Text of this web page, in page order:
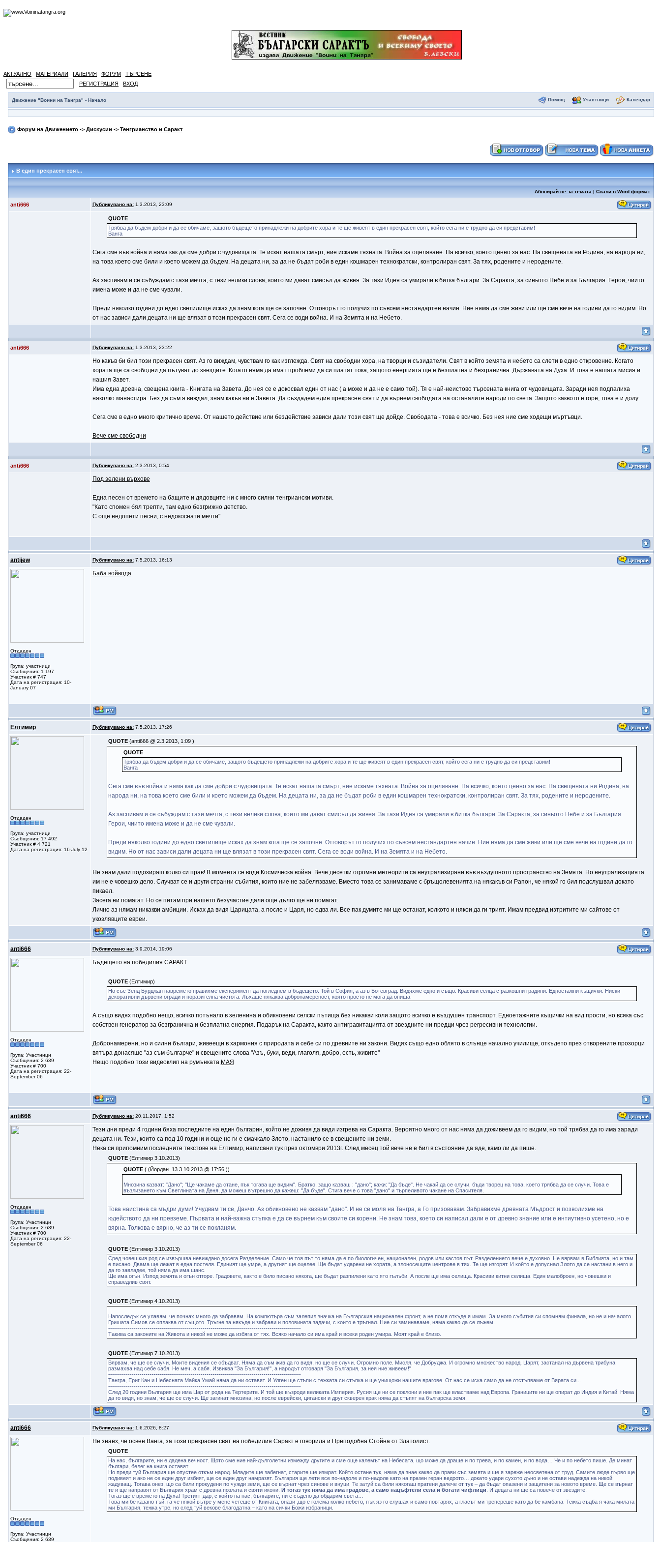
АКТУАЛНО МАТЕРИАЛИ ГАЛЕРИЯ ФОРУМ
ТЪРСЕНЕ
РЕГИСТРАЦИЯ
ВХОД
Движение "Воини на Тангра" - Начало Помощ Участници Календар
Форум на Движението-> Дискусии -> Тенгрианство и Саракт
В един прекрасен свят...
Абонирай се за темата |Свали в Word формат
anti666 Публикувано на:1.3.2013, 23:09
QUOTE
Трябва да бъдем добри и да се обичаме, защото бъдещето принадлежи на добрите хора и те ще живеят в един прекрасен свят, който сега ни е трудно да си представим!
Ванга
Сега сме във война и няма как да сме добри с чудовищата. Те искат нашата смърт, ние искаме тяхната. Война за оцеляване. На всичко, което ценно за нас. На свещената ни Родина, на народа ни,
на това което сме били и което можем да бъдем. На децата ни, за да не бъдат роби в един кошмарен технократски, контролиран свят. За тях, родените и неродените.
Аз заспивам и се събуждам с тази мечта, с тези велики слова, които ми дават смисъл да живея. За тази Идея са умирали в битка българи. За Саракта, за синьото Небе и за България. Герои, чиито
имена може и да не сме чували.
Преди няколко години до едно светилище исках да знам кога ще се започне. Отговорът го получих по съвсем нестандартен начин. Ние няма да сме живи или ще сме вече на години да го видим. Но
от нас зависи дали децата ни ще влязат в този прекрасен свят. Сега се води война. И на Земята и на Небето.
anti666 Публикувано на:1.3.2013, 23:22
Но какъв би бил този прекрасен свят. Аз го виждам, чувствам го как изглежда. Свят на свободни хора, на творци и съзидатели. Свят в който земята и небето са слети в едно откровение. Когато
хората ще са свободни да пътуват до звездите. Когато няма да имат проблеми да си платят тока, защото енергията ще е безплатна и безгранична. Държавата на Духа. И това е нашата мисия и
нашия Завет.
Има една древна, свещена книга - Книгата на Завета. До нея се е докосвал един от нас ( а може и да не е само той). Тя е най-неистово търсената книга от чудовищата. Заради нея подпалиха
няколко манастира. Без да съм я виждал, знам какъв ни е Завета. Да създадем един прекрасен свят и да върнем свободата на останалите народи по света. Защото каквото е горе, това е и долу.
Сега сме в едно много критично време. От нашето действие или бездействие зависи дали този свят ще дойде. Свободата - това е всичко. Без нея ние сме ходещи мъртъвци.
Вече сме свободни
anti666 Публикувано на:2.3.2013, 0:54
Под зелени върхове
Една песен от времето на бащите и дядовците ни с много силни тенгриански мотиви.
"Като спомен бял трепти, там едно безгрижно детство.
С още недопети песни, с недокоснати мечти"
antijew Публикувано на:7.5.2013, 16:13
Отдаден
Група: участници
Съобщения: 1 197
Участник # 747
Дата на регистрация: 10-
January 07
Баба войвода
Елтимир Публикувано на:7.5.2013, 17:26
Отдаден
Група: участници
Съобщения: 17 492
Участник # 4 721
Дата на регистрация: 16-July 12
QUOTE (anti666 @ 2.3.2013, 1:09 )
QUOTE
Трябва да бъдем добри и да се обичаме, защото бъдещето принадлежи на добрите хора и те ще живеят в един прекрасен свят, който сега ни е трудно да си представим!
Ванга
Сега сме във война и няма как да сме добри с чудовищата. Те искат нашата смърт, ние искаме тяхната. Война за оцеляване. На всичко, което ценно за нас. На свещената ни Родина, на
народа ни, на това което сме били и което можем да бъдем. На децата ни, за да не бъдат роби в един кошмарен технократски, контролиран свят. За тях, родените и неродените.
Аз заспивам и се събуждам с тази мечта, с тези велики слова, които ми дават смисъл да живея. За тази Идея са умирали в битка българи. За Саракта, за синьото Небе и за България.
Герои, чиито имена може и да не сме чували.
Преди няколко години до едно светилище исках да знам кога ще се започне. Отговорът го получих по съвсем нестандартен начин. Ние няма да сме живи или ще сме вече на години да го
видим. Но от нас зависи дали децата ни ще влязат в този прекрасен свят. Сега се води война. И на Земята и на Небето.
Не знам дали подозираш колко си прав! В момента се води Космическа война. Вече десетки огромни метеорити са неутрализирани във въздушното пространство на Земята. Но неутрализацията
им не е човешко дело. Случват се и други странни събития, които ние не забелязваме. Вместо това се занимаваме с бръщолевенията на някакъв си Рапон, че някой го бил подслушвал докато
пикаел.
Засега ни помагат. Но се питам при нашето безучастие дали още дълго ще ни помагат.
Лично аз нямам никакви амбиции. Исках да видя Царицата, а после и Царя, но едва ли. Все пак думите ми ще останат, колкото и някои да ги трият. Имам предвид изтритите ми сайтове от
укозлявците евреи.
anti666 Публикувано на:3.9.2014, 19:06
Отдаден
Група: Участници
Съобщения: 2 639
Участник # 700
Дата на регистрация: 22-
September 06
Бъдещето на победилия САРАКТ
QUOTE (Елтимир)
Но със Зенд Бурджан навремето правихме експеримент да погледнем в бъдещето. Той в София, а аз в Ботевград. Видяхме едно и също. Красиви селца с разкошни градини. Едноетажни къщички. Ниски
декоративни дървени огради и поразителна чистота. Лъхаше някаква добронамереност, която просто не мога да опиша.
А също видях подобно нещо, всичко потънало в зеленина и обикновени селски пътища без никакви коли защото всичко е въздушен транспорт. Едноетажните къщички на вид прости, но всяка със
собствен генератор за безгранична и безплатна енергия. Подарък на Саракта, както антигравитацията от звездните ни предци чрез регресивни технологии.
Добронамерени, но и силни българи, живеещи в хармония с природата и себе си по древните ни закони. Видях също едно облято в слънце начално училище, откъдето през отворените прозорци
вятъра донасяше "аз съм българче" и свещените слова "Азъ, буки, веди, глаголя, добро, есть, живите"
Нещо подобно този видеоклип на румънката МАЯ
anti666 Публикувано на:20.11.2017, 1:52
Отдаден
Група: Участници
Съобщения: 2 639
Участник # 700
Дата на регистрация: 22-
September 06
Тези дни преди 4 години бяха последните на един българин, който не доживя да види изгрева на Саракта. Вероятно много от нас няма да доживеем да го видим, но той трябва да го има заради
децата ни. Тези, които са под 10 години и още не ги е смачкало Злото, настанило се в свещените ни земи.
Нека си припомним последните текстове на Елтимир, написани тук през октомври 2013г. След месец той вече не е бил в състояние да яде, камо ли да пише.
QUOTE (Eлтимир 3.10.2013)
QUOTE ( (Йордан_13 3.10.2013 @ 17:56 ))
Мнозина казват: "Дано"; "Ще чакаме да стане, пък тогава ще видим". Братко, защо казваш : "дано"; кажи: "Да бъде". Не чакай да се случи, бъди творец на това, което трябва да се случи. Това е
възлизането към Светлината на Деня, да можеш вътрешно да кажеш: "Да бъде". Стига вече с това "дано" и търпеливото чакане на Спасителя.
Това наистина са мъдри думи! Учудвам ти се, Данчо. Аз обикновено не казвам "дано". И не се моля на Тангра, а Го призовавам. Забравихме древната Мъдрост и позволихме на
юдейството да ни превземе. Първата и най-важна стъпка е да се върнем към своите си корени. Не знам това, което си написал дали е от древно знание или е интиутивно усетено, но е
вярна. Толкова е вярно, че аз ти се покланям.
QUOTE (Елтимир 3.10.2013)
Сред човешкия род се извършва невиждано досега Разделение. Само че тоя път то няма да е по биологичен, национален, родов или кастов път. Разделението вече е духовно. Не вярвам в Библията, но и там
е писано. Двама ще лежат в една постеля. Единият ще умре, а другият ще оцелее. Ще бъдат ударени не хората, а злоносещите центрове в тях. Те ще изгорят. И който е допуснал Злото да се настани в него и
да го завладее, той няма да има шанс.
Ще има огън. Изпод земята и огън отгоре. Градовете, както е било писано някога, ще бъдат разпилени като ято гълъби. А после ще има селища. Красиви китни селища. Един малоброен, но човешки и
справедлив свят.
QUOTE (Елтимир 4.10.2013)
Напоследък се улавям, че почнах много да забравям. На компютъра съм залепил значка на Българския национален фронт, а не помя откъде я имам. За много събития си спомням финала, но не и началото.
Гришата Симов се оплаква от същото. Тръгне за някъде и забрави и половината задачи, с които е тръгнал. Ние си заминаваме, няма какво да се лъжем.
--------------------------------------------------------------------------------------------------
Такива са законите на Живота и никой не може да избяга от тях. Всяко начало си има край и всеки роден умира. Моят край е близо.
QUOTE (Елтимир 7.10.2013)
Вярвам, че ще се случи. Моите видения се сбъдват. Няма да съм жив да го видя, но ще се случи. Огромно поле. Мисля, че Добруджа. И огромно множество народ. Царят, застанал на дървена трибуна
размахва над себе сабя. Не меч, а сабя. Извиква "За България!", а народът отговаря "За България, за нея ние живеем!"
--------------------------------------------------------------------------------------------------
Тангра, Ериг Кан и Небесната Майка Умай няма да ни оставят. И Улген ще стъпи с тежката си стъпка и ще унищожи нашите врагове. От нас се иска само да не отстъпваме от Вярата си...
--------------------------------------------------------------------------------------------------
След 20 години България ще има Цар от рода на Тертерите. И той ще възроди великата Империя. Русия ще ни се поклони и ние пак ще властваме над Европа. Границите ни ще опират до Индия и Китай. Няма
да го видя, но знам, че ще се случи. Ще загинат мнозина, но после еврейски, цигански и друг скверен крак няма да стъпят на българска земя.
anti666 Публикувано на:1.6.2026, 8:27
Отдаден
Група: Участници
Съобщения: 2 639
Не знаех, че освен Ванга, за този прекрасен свят на победилия Саракт е говорила и Преподобна Стойна от Златолист.
QUOTE
На нас, българите, ни е дадена вечност. Щото сме ние най-дълголетни измежду другите и сме още калемът на Небесата, що може да драще и по трева, и по камен, и по вода… Че и по небето пише. Де минат
българи, белег на книга оставят…
Но преди туй България ще опустее откъм народ. Младите ще забегнат, старите ще измрат. Който остане тук, няма да знае какво да прави със земята и ще я зареже неосветена от труд. Самите люде първо ще
подивеят и ако не се един друг избият, ще се един друг намразят. България ще лети все по-надоле и по-надоле като на празен геран ведрото… докато удари сухото дъно и не остави надежда на никой
жадуващ. Тогава онез, що са били прокудени по чужди земи, ще се върнат чрез синове и внуци. Те затуй са били някогаш пратени далече от тук – да бъдат опазени и защитени за новото време. Ще се върнат
те и ще направят от България храм с древна позлата и святи икони.И тогаз тук няма да има градове, а само нацъфтели села и богати чифлици . И децата ни ще са повече от звездите.
Тогаз ще е времето на Духа! Третият дар, с който на нас, българите, ни е съдено да обдарим света…
Това ми бе казано тъй, га че някой вътре у мене четеше от Книгата, онази ,що е голема колко небето, пък яз го слушах и само повтарях, а гласът ми трепереше като да бе камбана. Тежка съдба я чака милата
ми България, тежка утре, но след туй векове благодатна – като на сички Божи избраници.